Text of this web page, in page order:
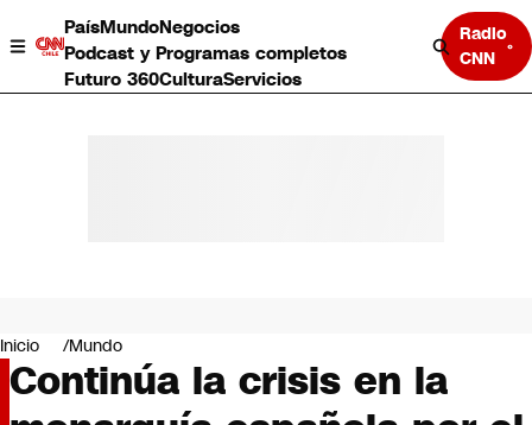
PaísMundoNegocios
Podcast y Programas completos
Futuro 360CulturaServicios
Radio
CNN
Negocios
Deportes
Programas completos
Inicio Mundo
Continúa la crisis en la